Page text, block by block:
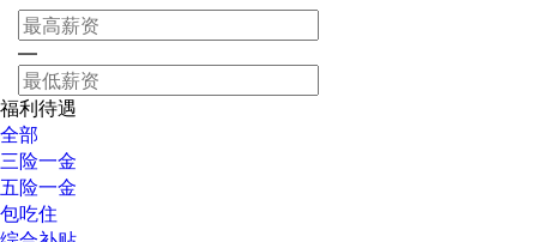
—
福利待遇
全部
三险一金
五险一金
包吃住